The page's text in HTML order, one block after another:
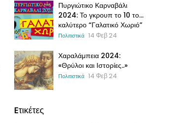
Πυργιώτικο Καρναβάλι
2024: Το γκρουπ το 10 το…
καλύτερο “Γαλατικό Χωριό”
Πολιτιστικά 14 Φεβ 24
Χαραλάμπεια 2024:
«Θρύλοι και Ιστορίες..»
Πολιτιστικά 14 Φεβ 24
Eτικέτες